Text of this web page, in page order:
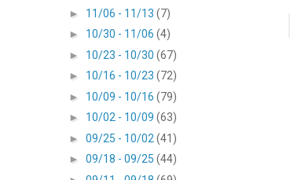
► 11/06 - 11/13 (7)
► 10/30 - 11/06 (4)
► 10/23 - 10/30 (67)
► 10/16 - 10/23 (72)
► 10/09 - 10/16 (79)
► 10/02 - 10/09 (63)
► 09/25 - 10/02 (41)
► 09/18 - 09/25 (44)